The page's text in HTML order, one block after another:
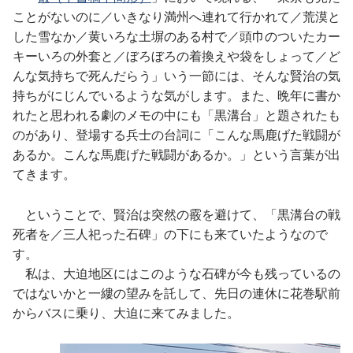
ことがないのに／いきなり満州へ連れて行かれて／荒漠と
した雪なか／黄いろな土塀のある村で／頭巾のついたカー
キーいろの外套と／ぼろぼろの着換えや袋をしょって／ど
んな気持ちで死んだらう」いう一節には、そんな賢治の気
持ちがにじんでいるような気がします。また、晩年に書か
れたと思われる劇のメモの中にも「黒溝台」と題されたも
のがあり、登場する兵士の台詞に「こんな馬鹿げた戦闘が
あるか。こんな馬鹿げた戦闘があるか。」という言葉が出
てきます。
ということで、賢治は突然の霰を避けて、「黒溝台の戦
死者を／三人祀った石碑」の下にも来ていたようなので
す。
私は、大迫地区にはこのような石碑が今も残っているの
ではないかと一縷の望みを託して、先日の連休に花巻駅前
からバスに乗り、大迫に来てみました。